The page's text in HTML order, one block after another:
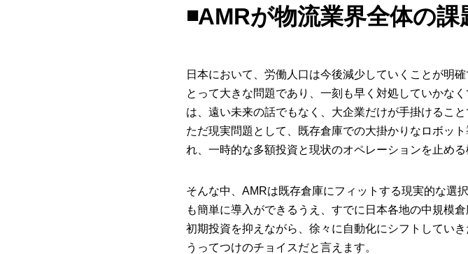
◾️AMRが物流業界全体の課
日本において、労働人口は今後減少していくことが明
とって大きな問題であり、一刻も早く対処していかな
は、遠い未来の話でもなく、大企業だけが手掛けること
ただ現実問題として、既存倉庫での大掛かりなロボッ
れ、一時的な多額投資と現状のオペレーションを止める
そんな中、AMRは既存倉庫にフィットする現実的な選
も簡単に導入ができるうえ、すでに日本各地の中規模
初期投資を抑えながら、徐々に自動化にシフトしてい
うってつけのチョイスだと言えます。